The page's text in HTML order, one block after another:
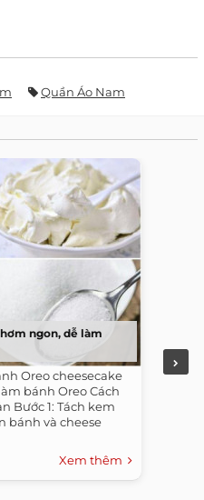
Quần Áo Nam
ngon, dễ làm
Oreo cheesecake
bánh Oreo Cách
Bước 1: Tách kem
bánh và cheese
Xem thêm